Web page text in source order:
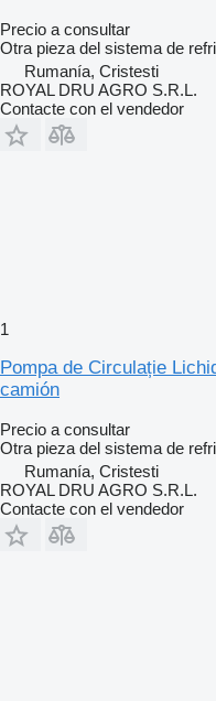
Precio a consultar
Otra pieza del sistema de
Rumanía, Cristesti
ROYAL DRU AGRO S.R.L.
Contacte con el vendedor
1
Pompa de Circulație
camión
Precio a consultar
Otra pieza del sistema de
Rumanía, Cristesti
ROYAL DRU AGRO S.R.L.
Contacte con el vendedor